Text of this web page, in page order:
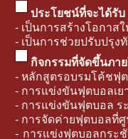
ประโยชน์ที่จะได้รับ
- เป็นการสร้างโอกาส
- เป็นการช่วยปรับปรุง
กิจกรรมที่จัดขึ้นภา
- หลักสูตรอบรมโค้ชฟุ
- การแข่งขันฟุตบอลเย
- การแข่งขันฟุตบอล ร
- การจัดค่ายฟุตบอลที่
- การแข่งฟุตบอลกระ